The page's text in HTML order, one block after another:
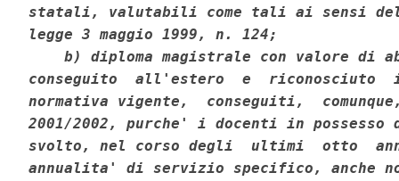
statali, valutabili come tali ai sensi
legge 3 maggio 1999, n. 124;
b) diploma magistrale con valore di
conseguito  all'estero  e
normativa vigente,  conseguiti,
2001/2002, purche' i docenti in
svolto, nel corso degli  ultimi  otto
annualita' di servizio specifico, anche